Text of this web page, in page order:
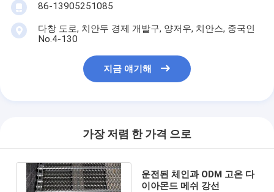
86-13905251085
다창 도로, 치안두 경제 개발구, 양저우, 치안스, 중국인
No.4-130
지금 얘기해
가장 저렴 한 가격 으로
운전된 체인과 ODM 고온 다
이아몬드 메쉬 강선